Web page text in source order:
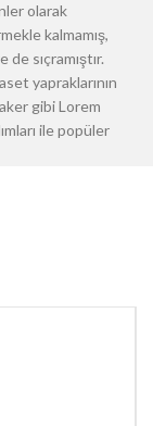
olarak
kalmamış,
sıçramıştır.
yapraklarının
gibi Lorem
ile popüler